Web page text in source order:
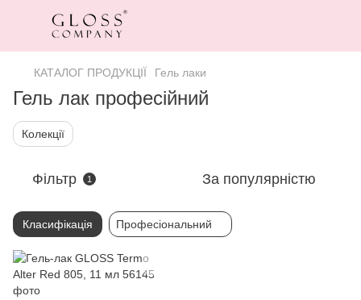
КАТАЛОГ ПРОДУКЦІЇ Гель лаки
Гель лак професійний
Колекції
Фільтр 1 За популярністю
Класифікація Професіональний